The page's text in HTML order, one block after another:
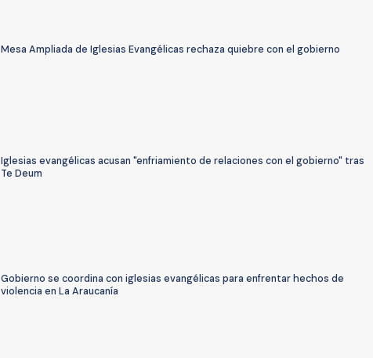
Mesa Ampliada de Iglesias Evangélicas rechaza quiebre con el gobierno
Iglesias evangélicas acusan "enfriamiento de relaciones con el gobierno" tras
Te Deum
Gobierno se coordina con iglesias evangélicas para enfrentar hechos de
violencia en La Araucanía